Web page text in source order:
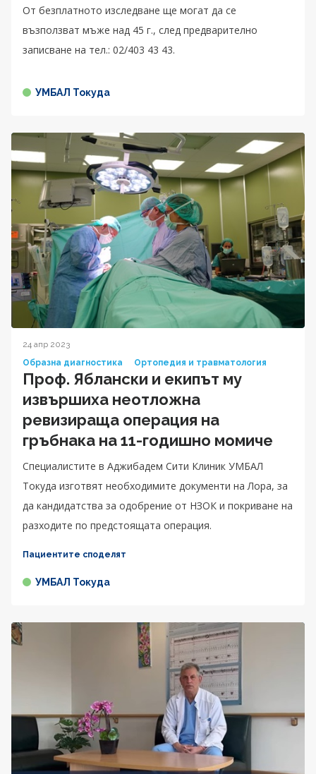
От безплатното изследване ще могат да се
възползват мъже над 45 г., след предварително
записване на тел.: 02/403 43 43.
УМБАЛ Токуда
24 апр 2023
Образна диагностика
Ортопедия и травматология
Проф. Яблански и екипът му
извършиха неотложна
ревизираща операция на
гръбнака на 11-годишно момиче
Специалистите в Аджибадем Сити Клиник УМБАЛ
Токуда изготвят необходимите документи на Лора, за
да кандидатства за одобрение от НЗОК и покриване на
разходите по предстоящата операция.
Пациентите споделят
УМБАЛ Токуда